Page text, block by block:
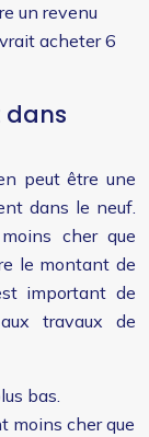
un revenu
acheter 6
dans
peut être une
dans le neuf.
cher que
le montant de
important de
travaux de
bas.
moins cher que